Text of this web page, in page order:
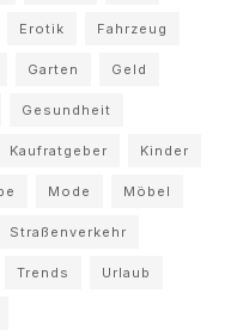
Erotik Fahrzeug
Garten Geld
Gesundheit
Kaufratgeber Kinder
Mode Möbel
Straßenverkehr
Trends Urlaub